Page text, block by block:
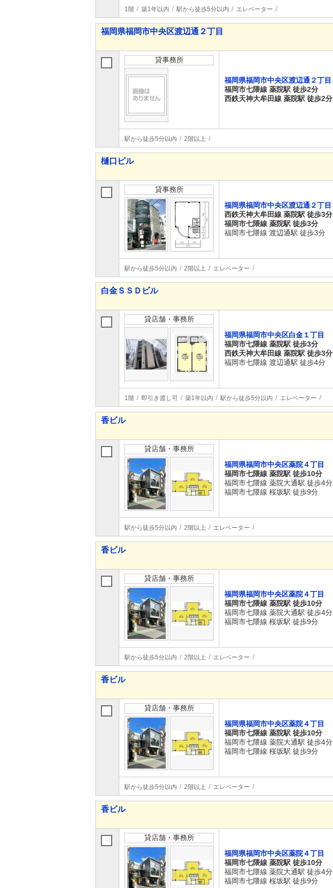
1階 築1年以内 駅から徒歩5分以内 エレベーター
福岡県福岡市中央区渡辺通２丁目
貸事務所
福岡県福岡市中央区渡辺通２丁目
福岡市七隈線 薬院駅 徒歩2分
西鉄天神大牟田線 薬院駅 徒歩2分
駅から徒歩5分以内 2階以上
樋口ビル
貸事務所
福岡県福岡市中央区渡辺通２丁目
西鉄天神大牟田線 薬院駅 徒歩3分
福岡市七隈線 薬院駅 徒歩3分
福岡市七隈線 渡辺通駅 徒歩3分
駅から徒歩5分以内 2階以上 エレベーター
白金ＳＳＤビル
貸店舗・事務所
福岡県福岡市中央区白金１丁目
福岡市七隈線 薬院駅 徒歩3分
西鉄天神大牟田線 薬院駅 徒歩3分
福岡市七隈線 渡辺通駅 徒歩4分
1階 即引き渡し可 築1年以内 駅から徒歩5分以内 エレベーター
香ビル
貸店舗・事務所
福岡県福岡市中央区薬院４丁目
福岡市七隈線 薬院駅 徒歩10分
福岡市七隈線 薬院大通駅 徒歩4分
福岡市七隈線 桜坂駅 徒歩9分
駅から徒歩5分以内 2階以上 エレベーター
香ビル
貸店舗・事務所
福岡県福岡市中央区薬院４丁目
福岡市七隈線 薬院駅 徒歩10分
福岡市七隈線 薬院大通駅 徒歩4分
福岡市七隈線 桜坂駅 徒歩9分
駅から徒歩5分以内 2階以上 エレベーター
香ビル
貸店舗・事務所
福岡県福岡市中央区薬院４丁目
福岡市七隈線 薬院駅 徒歩10分
福岡市七隈線 薬院大通駅 徒歩4分
福岡市七隈線 桜坂駅 徒歩9分
駅から徒歩5分以内 2階以上 エレベーター
香ビル
貸店舗・事務所
福岡県福岡市中央区薬院４丁目
福岡市七隈線 薬院駅 徒歩10分
福岡市七隈線 薬院大通駅 徒歩4分
福岡市七隈線 桜坂駅 徒歩9分